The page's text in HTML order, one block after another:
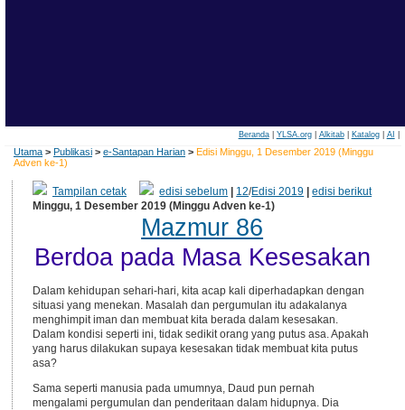
Beranda| YLSA.org| Alkitab| Katalog| AI
Utama > Publikasi > e-Santapan Harian > Edisi Minggu, 1 Desember 2019 (Minggu
Adven ke-1)
Tampilan cetak edisi sebelum 12/Edisi 2019 |edisi berikut
Minggu, 1 Desember 2019 (Minggu Adven ke-1)
Mazmur 86
Berdoa pada Masa Kesesakan
Dalam kehidupan sehari-hari, kita acap kali diperhadapkan dengan
situasi yang menekan. Masalah dan pergumulan itu adakalanya
menghimpit iman dan membuat kita berada dalam kesesakan.
Dalam kondisi seperti ini, tidak sedikit orang yang putus asa. Apakah
yang harus dilakukan supaya kesesakan tidak membuat kita putus
asa?
Sama seperti manusia pada umumnya, Daud pun pernah
mengalami pergumulan dan penderitaan dalam hidupnya. Dia